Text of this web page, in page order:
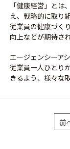
「健康経営」と
え、戦略的に取り
従業員の健康づく
向上などが期待され
エージェンシーア
従業員一人ひとり
きるよう、様々な
前